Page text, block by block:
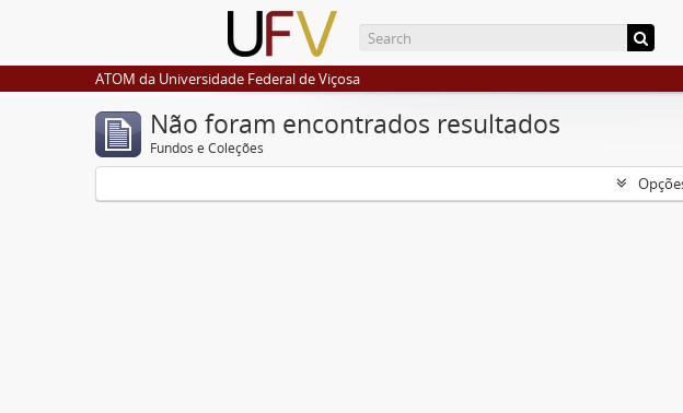
ATOM da Universidade Federal de Viçosa
Não foram encontrados resultados
Fundos e Coleções